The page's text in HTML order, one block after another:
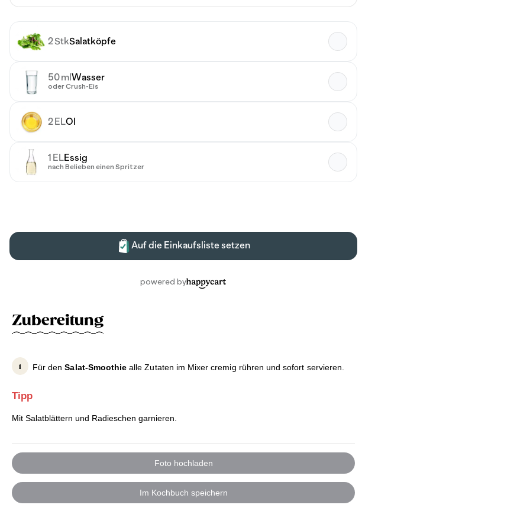
Zubereitung
Für denSalat-Smoothie alle Zutaten im Mixer cremig rühren und sofort servieren.
Tipp
Mit Salatblättern und Radieschen garnieren.
Foto hochladen
Im Kochbuch speichern